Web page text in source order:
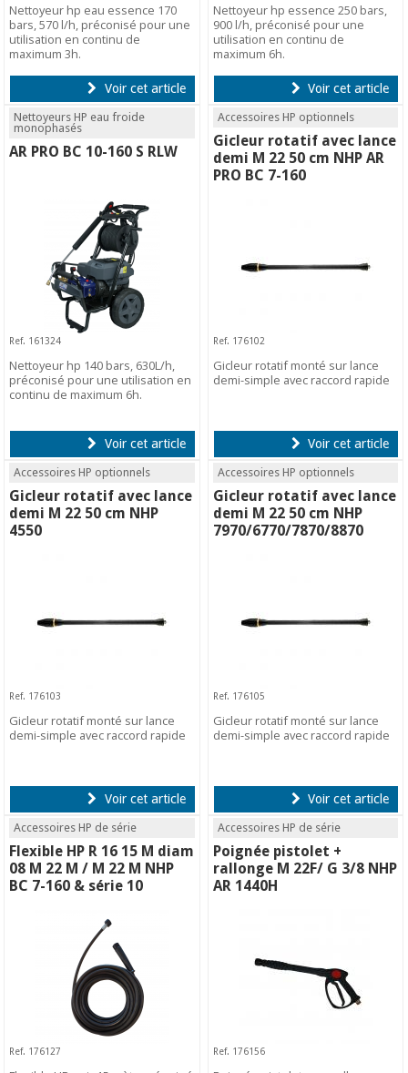
Nettoyeur hp eau essence 170
bars, 570 l/h, préconisé pour une
utilisation en continu de
maximum 3h.
Voir cet article
Nettoyeur hp essence 250 bars,
900 l/h, préconisé pour une
utilisation en continu de
maximum 6h.
Voir cet article
Nettoyeurs HP eau froide
monophasés
AR PRO BC 10-160 S RLW
Ref. 161324
Nettoyeur hp 140 bars, 630L/h,
préconisé pour une utilisation en
continu de maximum 6h.
Voir cet article
Accessoires HP optionnels
Gicleur rotatif avec lance
demi M 22 50 cm NHP AR
PRO BC 7-160
Ref. 176102
Gicleur rotatif monté sur lance
demi-simple avec raccord rapide
Voir cet article
Accessoires HP optionnels
Gicleur rotatif avec lance
demi M 22 50 cm NHP
4550
Ref. 176103
Gicleur rotatif monté sur lance
demi-simple avec raccord rapide
Voir cet article
Accessoires HP optionnels
Gicleur rotatif avec lance
demi M 22 50 cm NHP
7970/6770/7870/8870
Ref. 176105
Gicleur rotatif monté sur lance
demi-simple avec raccord rapide
Voir cet article
Accessoires HP de série
Flexible HP R 16 15 M diam
08 M 22 M / M 22 M NHP
BC 7-160 & série 10
Ref. 176127
Accessoires HP de série
Poignée pistolet +
rallonge M 22F/ G 3/8 NHP
AR 1440H
Ref. 176156